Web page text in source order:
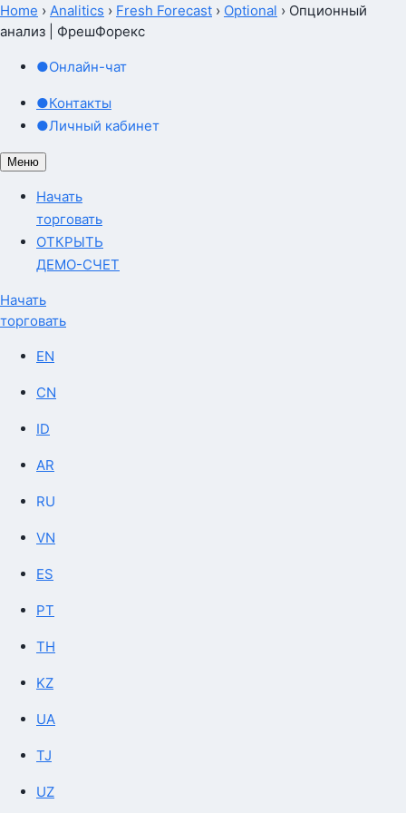
Home › Analitics › Fresh Forecast › Optional › Опционный
анализ | ФрешФорекс
●Онлайн-чат
●Контакты
●Личный кабинет
Меню
Начать
торговать
ОТКРЫТЬ
ДЕМО-СЧЕТ
Начать
торговать
EN
CN
ID
AR
RU
VN
ES
PT
TH
KZ
UA
TJ
UZ